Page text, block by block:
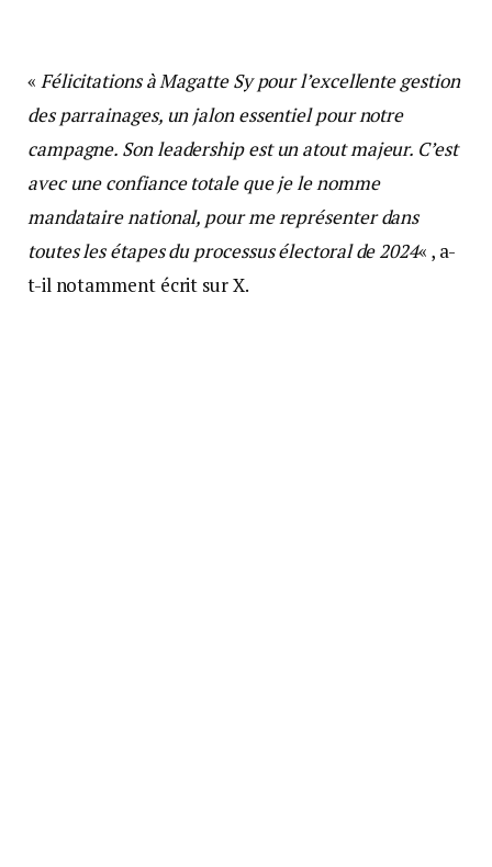
« Félicitations à Magatte Sy pour l’excellente gestion
des parrainages, un jalon essentiel pour notre
campagne. Son leadership est un atout majeur. C’est
avec une confiance totale que je le nomme
mandataire national, pour me représenter dans
toutes les étapes du processus électoral de 2024« , a-
t-il notamment écrit sur X.